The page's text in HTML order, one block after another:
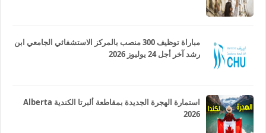
مباراة توظيف 300 منصب بالمركز الاستشفائي الجامعي ابن
رشد آخر أجل 24 يوليوز 2026
استمارة الهجرة الجديدة بمقاطعة ألبرتا الكندية Alberta
2026